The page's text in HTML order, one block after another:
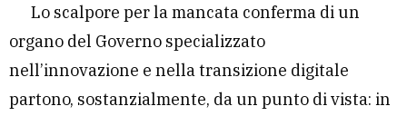
Lo scalpore per la mancata conferma di un
organo del Governo specializzato
nell’innovazione e nella transizione digitale
partono, sostanzialmente, da un punto di vista: in